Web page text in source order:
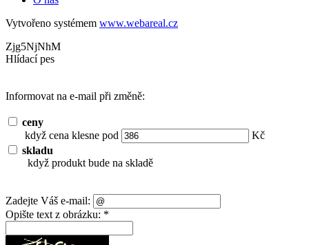
Vytvořeno systémem www.webareal.cz
Zjg5NjNhM
Hlídací pes
Informovat na e-mail při změně:
ceny
když cena klesne pod
Kč
skladu
když produkt bude na skladě
Zadejte Váš e-mail:
Opište text z obrázku: *